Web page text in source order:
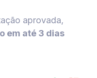
aprovada,
em até 3 dias